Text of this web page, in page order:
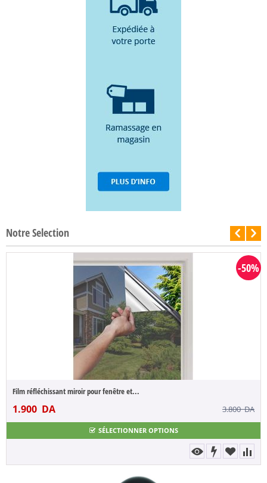
Notre Selection
-50%
Film réfléchissant miroir pour fenêtre et...
1.900 DA 3.800DA
SÉLECTIONNER OPTIONS